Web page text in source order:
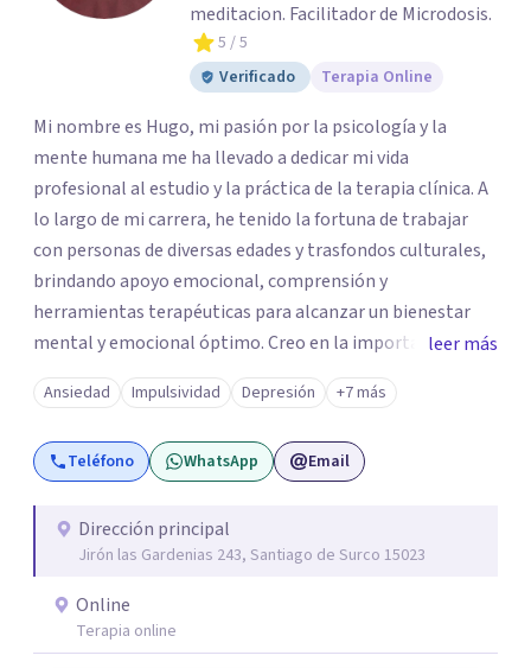
meditacion. Facilitador de Microdosis.
5 / 5
Verificado
Terapia Online
Mi nombre es Hugo, mi pasión por la psicología y la
mente humana me ha llevado a dedicar mi vida
profesional al estudio y la práctica de la terapia clínica. A
lo largo de mi carrera, he tenido la fortuna de trabajar
con personas de diversas edades y trasfondos culturales,
brindando apoyo emocional, comprensión y
herramientas terapéuticas para alcanzar un bienestar
mental y emocional óptimo. Creo en la importancia de
abordar a cada individuo de manera integral,
reconociendo la conexión entre mente, cuerpo y espíritu
en el proceso de sanación. Mi compromiso con el
bienestar de mis actientes es inquebrantable, y estoy en
conocimientos para seguir enriqueciendo mi práctica
terapéutica. En resumen, mi objetivo es guiar a quienes
personal, y juntos, emprender un camino de
autodescubrimiento y sanación integral. Agradezco
leer más
Ansiedad Impulsividad Depresión +7 más
Teléfono WhatsApp Email
Dirección principal
Jirón las Gardenias 243, Santiago de Surco 15023
Online
Terapia online